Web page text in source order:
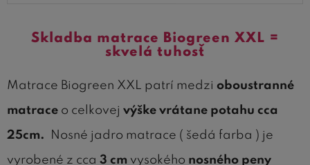
Skladba matrace Biogreen XXL =
skvelá tuhosť
Matrace Biogreen XXL patrí medzi oboustranné
matrace o celkovej výške vrátane potahu cca
25cm.
Nosné jadro matrace ( šedá farba ) je
vyrobené z cca 3 cm vysokého nosného peny